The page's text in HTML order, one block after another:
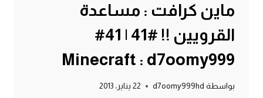
ماين كرافت : مساعدة
القرويين !! #41 | 41#
Minecraft : d7oomy999
بواسطة d7oomy999hd 22 يناير، 2013